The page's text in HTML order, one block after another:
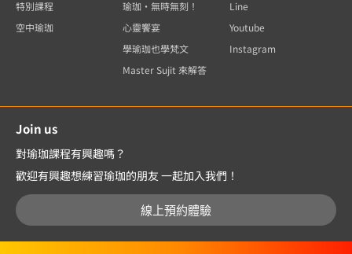
特別課程
空中瑜珈
瑜珈・無時無刻！
心靈饗宴
學瑜珈也學梵文
Master Sujit 來解答
Line
Youtube
Instagram
Join us
對瑜珈課程有興趣嗎？
歡迎有興趣想練習瑜珈的朋友 一起加入我們！
線上預約體驗